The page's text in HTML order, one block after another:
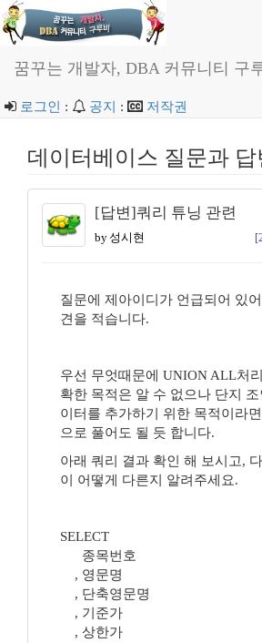
꿈꾸는 개발자, DBA 커뮤니티 구
로그인 : 공지 : 저작권
데이터베이스 질문과 답
[답변]쿼리 튜닝 관련
by 성시현
질문에 제아이디가 언급되어 있
견을 적습니다.
우선 무엇때문에 UNION ALL처
확한 목적은 알 수 없으나 단지 조
이터를 추가하기 위한 목적이라면
으로 풀어도 될 듯 합니다.
아래 쿼리 결과 확인 해 보시고,
이 어떻게 다른지 알려주세요.
SELECT
종목번호
, 영문명
, 단축영문명
, 기준가
, 상한가